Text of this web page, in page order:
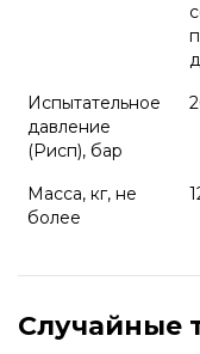
Испытательное
давление
(Pисп), бар
Масса, кг, не
более
Случайные